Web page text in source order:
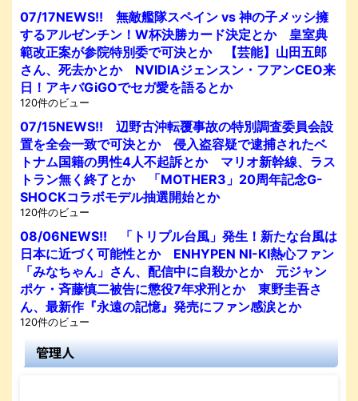
07/17NEWS!! 無敵艦隊スペイン vs 神の子メッシ擁
するアルゼンチン！W杯決勝カード決定とか 皇室典
範改正案が参院特別委で可決とか 【芸能】山田五郎
さん、死去かとか NVIDIAジェンスン・フアンCEO来
日！アキバGiGOでセガ愛を語るとか
120件のビュー
07/15NEWS!! 辺野古沖転覆事故の特別調査委員会設
置を全会一致で可決とか 侵入盗容疑で逮捕されたベ
トナム国籍の男性4人不起訴とか マリオ新幹線、ラス
トラン無く終了とか 「MOTHER3」20周年記念G-
SHOCKコラボモデル抽選開始とか
120件のビュー
08/06NEWS!! 「トリプル台風」発生！新たな台風は
日本に近づく可能性とか ENHYPEN NI-KI熱心ファン
「みなちゃん」さん、配信中に自殺かとか 元ジャン
ポケ・斉藤慎二被告に懲役7年求刑とか 東野圭吾さ
ん、最新作『永遠の記憶』発売にファン感涙とか
120件のビュー
管理人